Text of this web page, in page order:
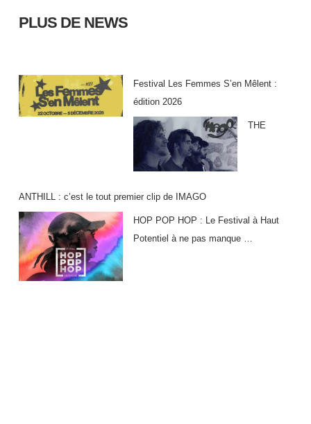
PLUS DE NEWS
Festival Les Femmes S’en Mêlent :
édition 2026
THE
ANTHILL : c’est le tout premier clip de IMAGO
HOP POP HOP : Le Festival à Haut
Potentiel à ne pas manque …